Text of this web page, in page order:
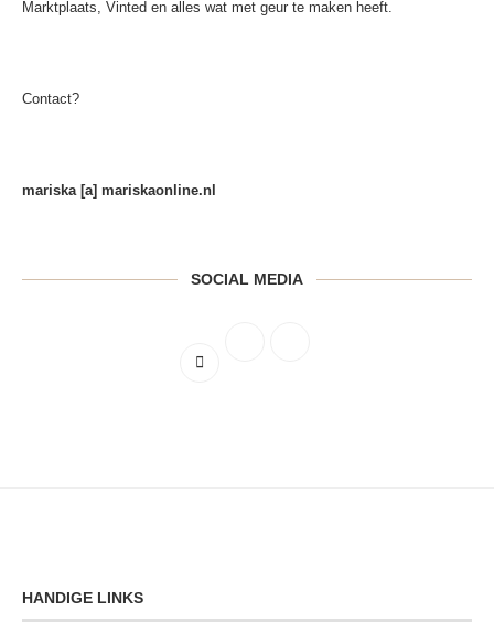
Marktplaats, Vinted en alles wat met geur te maken heeft.
Contact?
mariska [a] mariskaonline.nl
SOCIAL MEDIA
HANDIGE LINKS